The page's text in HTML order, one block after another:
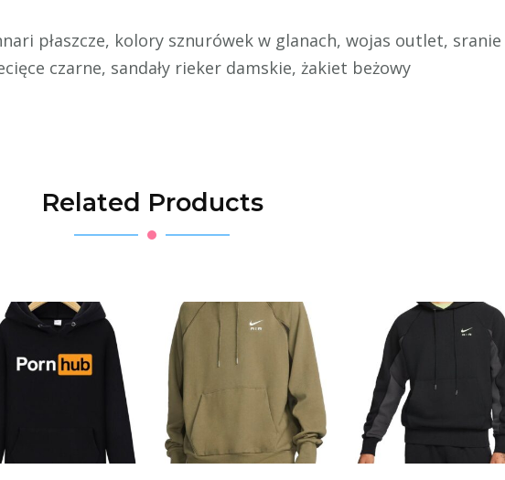
płaszcze, kolory sznurówek w glanach, wojas outlet, sranie
czarne, sandały rieker damskie, żakiet beżowy
Related Products